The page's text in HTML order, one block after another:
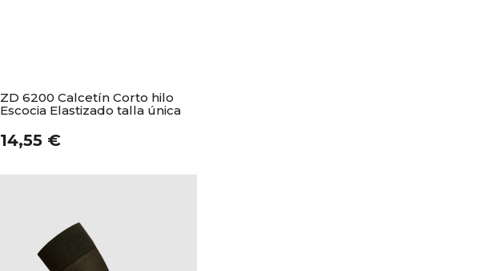
ZD 6200 Calcetín Corto hilo
Escocia Elastizado talla única
14,55 €